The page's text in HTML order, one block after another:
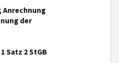
der
Satz 2 StGB